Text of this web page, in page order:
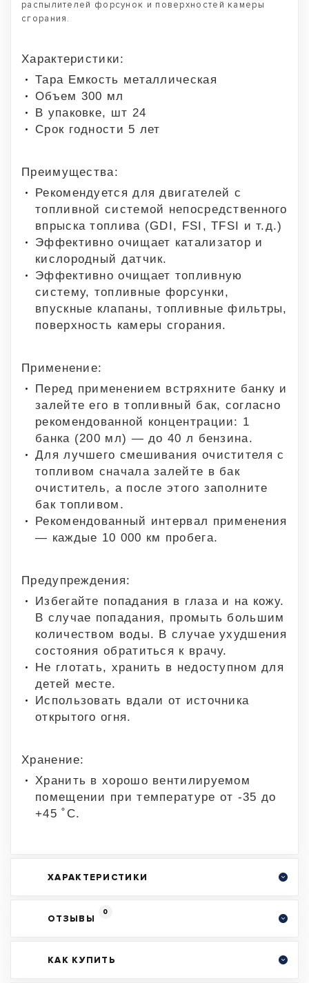
распылителей форсунок и поверхностей камеры
сгорания.
Характеристики:
Тара Емкость металлическая
Объем 300 мл
В упаковке, шт 24
Срок годности 5 лет
Преимущества:
Рекомендуется для двигателей с
топливной системой непосредственного
впрыска топлива (GDI, FSI, TFSI и т.д.)
Эффективно очищает катализатор и
кислородный датчик.
Эффективно очищает топливную
систему, топливные форсунки,
впускные клапаны, топливные фильтры,
поверхность камеры сгорания.
Применение:
Перед применением встряхните банку и
залейте его в топливный бак, согласно
рекомендованной концентрации: 1
банка (200 мл) — до 40 л бензина.
Для лучшего смешивания очистителя с
топливом сначала залейте в бак
очиститель, а после этого заполните
бак топливом.
Рекомендованный интервал применения
— каждые 10 000 км пробега.
Предупреждения:
Избегайте попадания в глаза и на кожу.
В случае попадания, промыть большим
количеством воды. В случае ухудшения
состояния обратиться к врачу.
Не глотать, хранить в недоступном для
детей месте.
Использовать вдали от источника
открытого огня.
Хранение:
Хранить в хорошо вентилируемом
помещении при температуре от -35 до
+45 ˚С.
ХАРАКТЕРИСТИКИ
ОТЗЫВЫ
0
КАК КУПИТЬ